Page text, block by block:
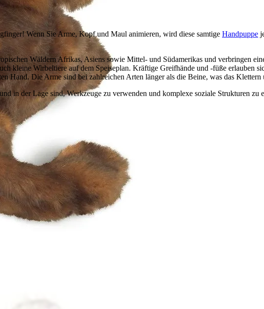
Wenn Sie Arme, Kopf und Maul animieren, wird diese samtige Handpuppe
Wäldern Afrikas, Asiens sowie Mittel- und Südamerikas und verbringen
kleine Wirbeltiere auf dem Speiseplan. Kräftige Greifhände und -füße erlauben
Hand. Die Arme sind bei zahlreichen Arten länger als die Beine, was das
in der Lage sind, Werkzeuge zu verwenden und komplexe soziale Strukturen zu